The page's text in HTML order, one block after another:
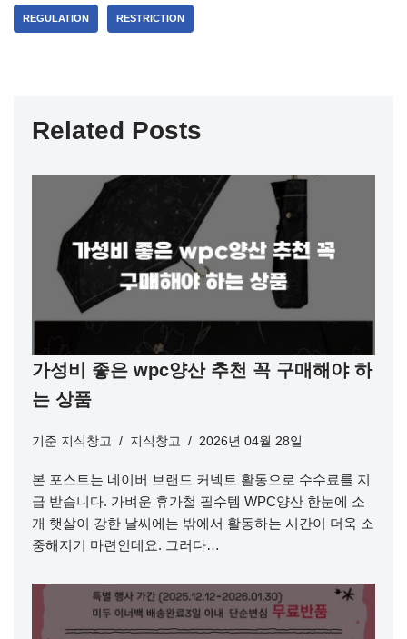
REGULATION RESTRICTION
Related Posts
가성비 좋은 wpc양산 추천 꼭 구매해야 하
는 상품
기준 지식창고 지식창고 2026년 04월 28일
본 포스트는 네이버 브랜드 커넥트 활동으로 수수료를 지
급 받습니다. 가벼운 휴가철 필수템 WPC양산 한눈에 소
개 햇살이 강한 날씨에는 밖에서 활동하는 시간이 더욱 소
중해지기 마련인데요. 그러다…